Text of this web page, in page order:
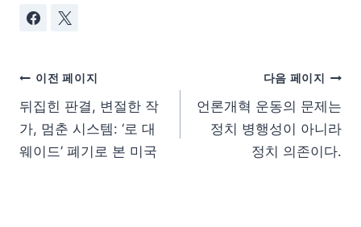
이전 페이지
뒤집힌 판결, 변절한 작
가, 멈춘 시스템: ‘로 대
웨이드’ 폐기로 본 미국
다음 페이지
언론개혁 운동의 문제는
정치 병행성이 아니라
정치 의존이다.